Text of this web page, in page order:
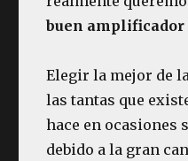
buen amplificador
Elegir la mejor de
las tantas que
hace en ocasiones
debido a la gran